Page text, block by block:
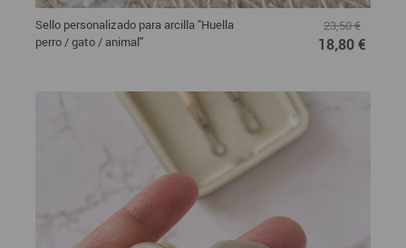
Sello personalizado para arcilla "Huella
perro / gato / animal"
23,50 €
18,80 €